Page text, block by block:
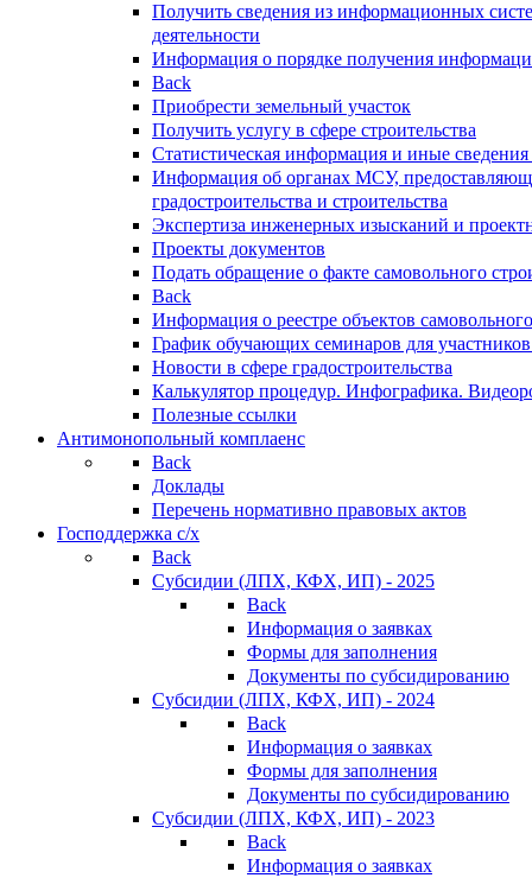
Получить сведения из информационных
деятельности
Информация о порядке получения
Back
Приобрести земельный участок
Получить услугу в сфере строительства
Статистическая информация и иные сведения
Информация об органах МСУ,
градостроительства и строительства
Экспертиза инженерных изысканий и
Проекты документов
Подать обращение о факте самовольного
Back
Информация о реестре объектов
График обучающих семинаров для участников
Новости в сфере градостроительства
Калькулятор процедур. Инфографика.
Полезные ссылки
Антимонопольный комплаенс
Back
Доклады
Перечень нормативно правовых актов
Господдержка с/х
Back
Субсидии (ЛПХ, КФХ, ИП) - 2025
Back
Информация о заявках
Формы для заполнения
Документы по субсидированию
Субсидии (ЛПХ, КФХ, ИП) - 2024
Back
Информация о заявках
Формы для заполнения
Документы по субсидированию
Субсидии (ЛПХ, КФХ, ИП) - 2023
Back
Информация о заявках